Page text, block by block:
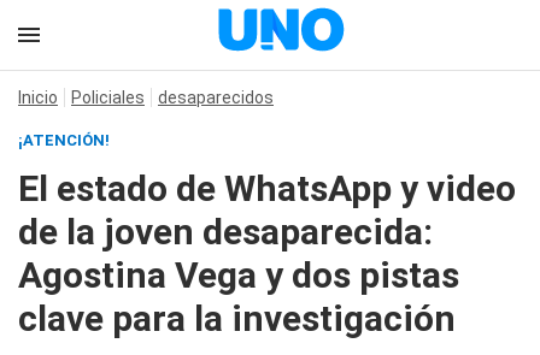
Inicio Policiales desaparecidos
¡ATENCIÓN!
El estado de WhatsApp y video
de la joven desaparecida:
Agostina Vega y dos pistas
clave para la investigación